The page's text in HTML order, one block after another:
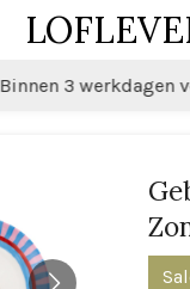
Binnen 3 werkdagen